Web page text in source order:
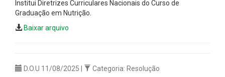
Institui Diretrizes Curriculares Nacionais do Curso de
Graduação em Nutrição.
Baixar arquivo
D.O.U 11/08/2025 | Categoria: Resolução